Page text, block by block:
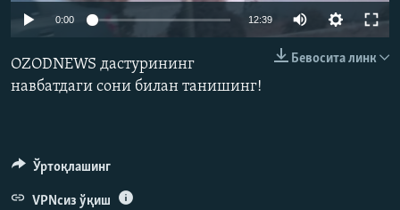
0:00 12:39
Бевосита линк
OZODNEWS дастурининг
навбатдаги сони билан танишинг!
Ўртоқлашинг
VPNсиз ўқиш